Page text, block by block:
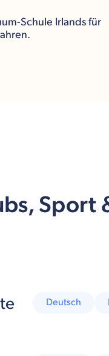
Schule Irlands für
Deutsch